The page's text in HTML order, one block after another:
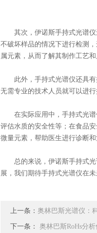
其次，伊诺斯手持式光谱仪
不破坏样品的情况下进行检测
属元素，从而了解其制作工艺
此外，手持式光谱仪还具有
无需专业的技术人员就可以进
在实际应用中，手持式光谱
评估水质的安全性等；在食品
微量元素，帮助医生进行诊断
总的来说，伊诺斯手持式光
展，我们期待手持式光谱仪在
上一条： 奥林巴斯光谱仪：
下一条： 奥林巴斯RoHs分